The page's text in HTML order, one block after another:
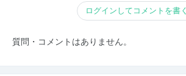
ログインしてコメントを書く
質問・コメントはありません。